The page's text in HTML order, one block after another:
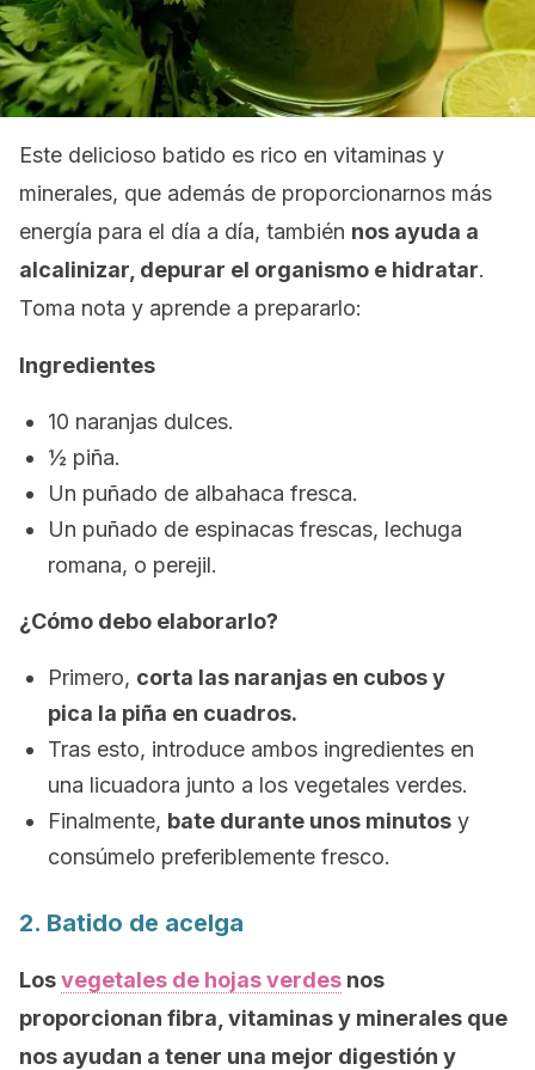
Este delicioso batido es rico en vitaminas y
minerales, que además de proporcionarnos más
energía para el día a día, también nos ayuda a
alcalinizar, depurar el organismo e hidratar.
Toma nota y aprende a prepararlo:
Ingredientes
10 naranjas dulces.
½ piña.
Un puñado de albahaca fresca.
Un puñado de espinacas frescas, lechuga
romana, o perejil.
¿Cómo debo elaborarlo?
Primero, corta las naranjas en cubos y
pica la piña en cuadros.
Tras esto, introduce ambos ingredientes en
una licuadora junto a los vegetales verdes.
Finalmente, bate durante unos minutos y
consúmelo preferiblemente fresco.
2. Batido de acelga
Losvegetales de hojas verdes nos
proporcionan fibra, vitaminas y minerales que
nos ayudan a tener una mejor digestión y